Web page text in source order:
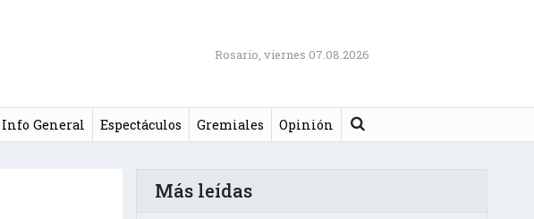
Rosario, viernes 07.08.2026
Info General Espectáculos Gremiales Opinión Buscar
Más leídas